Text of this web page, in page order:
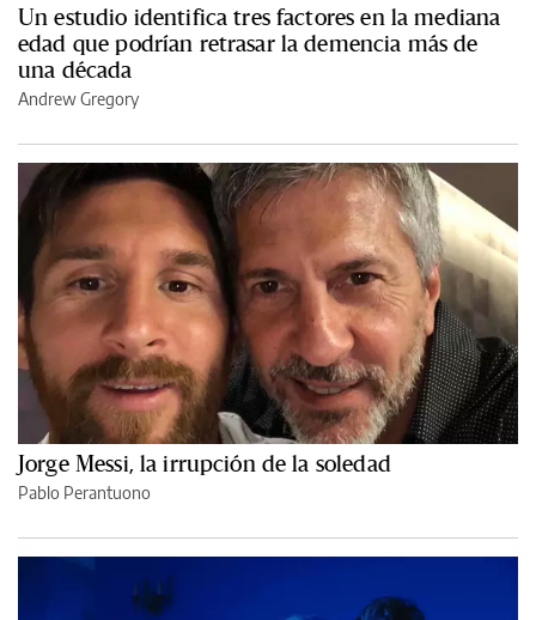
Un estudio identifica tres factores en la mediana
edad que podrían retrasar la demencia más de
una década
Andrew Gregory
Jorge Messi, la irrupción de la soledad
Pablo Perantuono